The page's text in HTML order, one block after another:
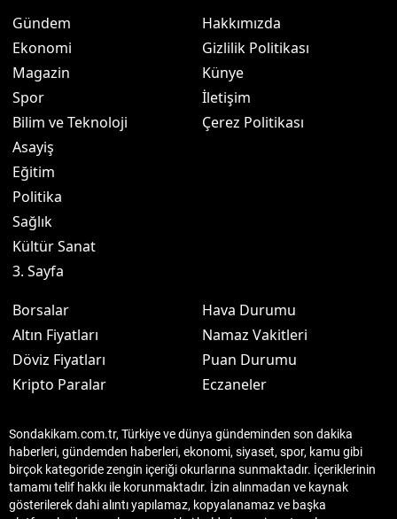
Gündem
Ekonomi
Magazin
Spor
Bilim ve Teknoloji
Asayiş
Eğitim
Politika
Sağlık
Kültür Sanat
3. Sayfa
Hakkımızda
Gizlilik Politikası
Künye
İletişim
Çerez Politikası
Borsalar
Altın Fiyatları
Döviz Fiyatları
Kripto Paralar
Hava Durumu
Namaz Vakitleri
Puan Durumu
Eczaneler
Sondakikam.com.tr, Türkiye ve dünya gündeminden son dakika
haberleri, gündemden haberleri, ekonomi, siyaset, spor, kamu gibi
birçok kategoride zengin içeriği okurlarına sunmaktadır. İçeriklerinin
tamamı telif hakkı ile korunmaktadır. İzin alınmadan ve kaynak
gösterilerek dahi alıntı yapılamaz, kopyalanamaz ve başka